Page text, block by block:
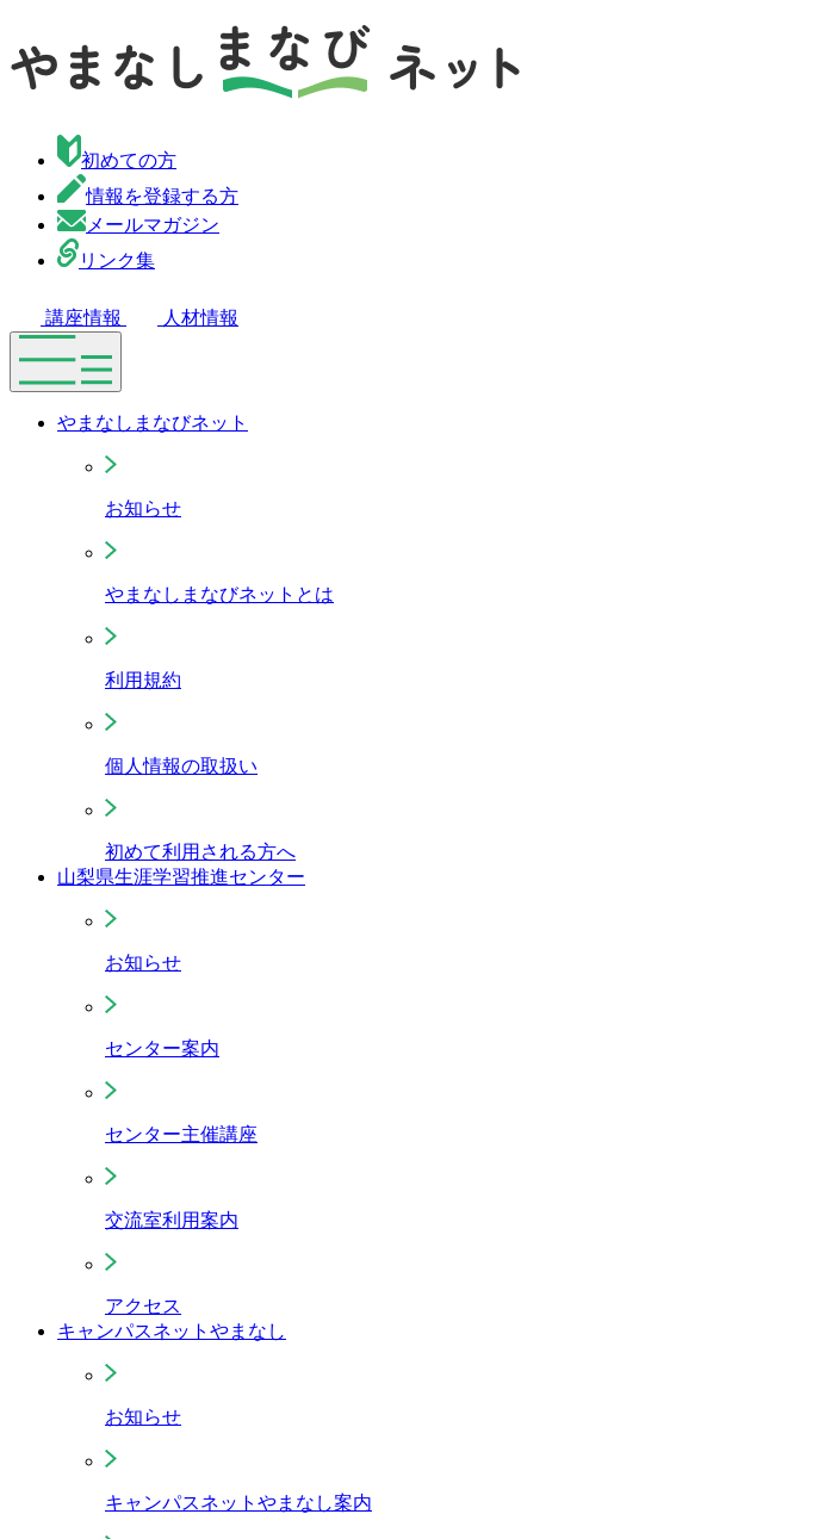
初めての方
情報を登録する方
メールマガジン
リンク集
講座情報 人材情報
やまなしまなびネット
お知らせ
やまなしまなびネットとは
利用規約
個人情報の取扱い
初めて利用される方へ
山梨県生涯学習推進センター
お知らせ
センター案内
センター主催講座
交流室利用案内
アクセス
キャンパスネットやまなし
お知らせ
キャンパスネットやまなし案内